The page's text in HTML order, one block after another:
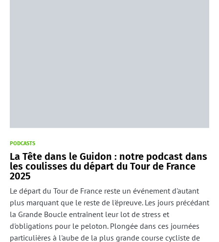
PODCASTS
La Tête dans le Guidon : notre podcast dans
les coulisses du départ du Tour de France
2025
Le départ du Tour de France reste un événement d'autant
plus marquant que le reste de l'épreuve. Les jours précédant
la Grande Boucle entraînent leur lot de stress et
d'obligations pour le peloton. Plongée dans ces journées
particulières à l'aube de la plus grande course cycliste de